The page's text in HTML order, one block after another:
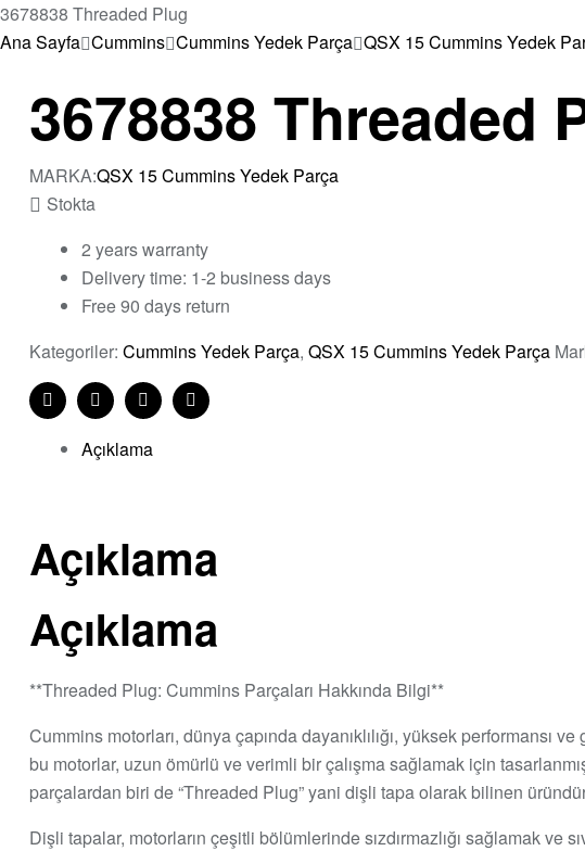
3678838 Threaded Plug
Ana Sayfa Cummins Cummins Yedek Parça QSX 15 Cummins Yedek
3678838 Threaded
MARKA:QSX 15 Cummins Yedek Parça
Stokta
2 years warranty
Delivery time: 1-2 business days
Free 90 days return
Kategoriler: Cummins Yedek Parça, QSX 15 Cummins Yedek Parça
Share:
FacebookTwitterLinkedinPinterest
Açıklama
Açıklama
Açıklama
**Threaded Plug: Cummins Parçaları Hakkında Bilgi**
Cummins motorları, dünya çapında dayanıklılığı, yüksek
bu motorlar, uzun ömürlü ve verimli bir çalışma sağlamak için
parçalardan biri de “Threaded Plug” yani dişli tapa olarak bilinen
Dişli tapalar, motorların çeşitli bölümlerinde sızdırmazlığı sağlamak ve